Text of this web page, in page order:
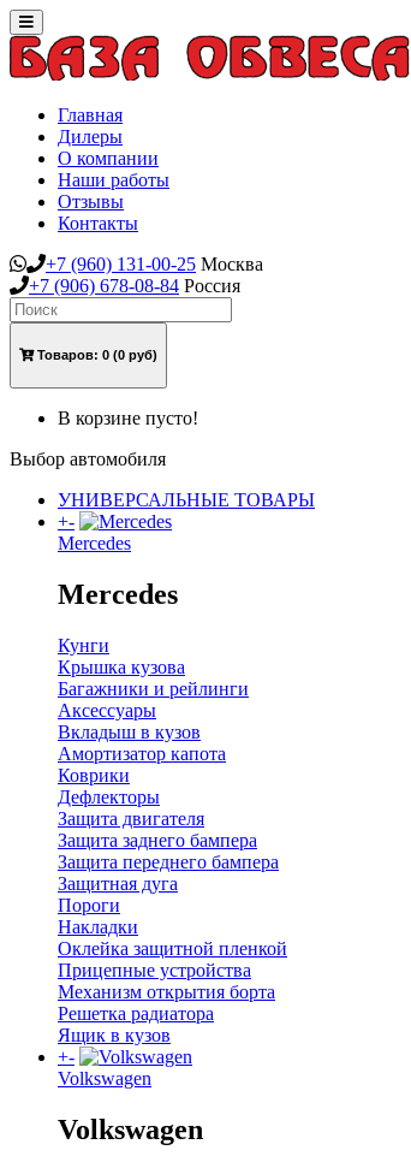
Toggle
navigation
Главная
Дилеры
О компании
Наши работы
Отзывы
Контакты
+7 (960) 131-00-25 Москва
+7 (906) 678-08-84 Россия
Товаров: 0 (0 руб)
В корзине пусто!
Выбор автомобиля
УНИВЕРСАЛЬНЫЕ ТОВАРЫ
+-
Mercedes
Mercedes
Кунги
Крышка кузова
Багажники и рейлинги
Аксессуары
Вкладыш в кузов
Амортизатор капота
Коврики
Дефлекторы
Защита двигателя
Защита заднего бампера
Защита переднего бампера
Защитная дуга
Пороги
Накладки
Оклейка защитной пленкой
Прицепные устройства
Механизм открытия борта
Решетка радиатора
Ящик в кузов
+-
Volkswagen
Volkswagen